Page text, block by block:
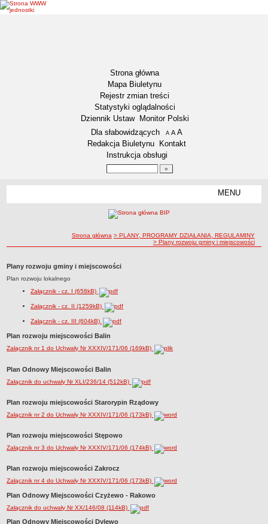
Strona główna
Mapa Biuletynu
Rejestr zmian treści
Statystyki oglądalności
Dziennik Ustaw
Monitor Polski
Menu dodatkowe
Dla słabowidzących A pomniejsz czcionkę
A standardowy rozmiar czcionki
A
Redakcja Biuletynu
Kontakt
Instrukcja obsługi
MENU
Lokalizacja
Insygnia gminy
Dane statystyczne
Zadania publiczne
Związki i stowarzyszenia
Realizacja zadań publicznych
RODO Klauzule informacyjne
URZĄD GMINY
Dane teleadresowe
Czas pracy urzędu
Pracownicy urzędu - baza magazynowo - warsztatowa
Kompetencje referatów
ścieżka nawigacji
Strona główna > PLANY, PROGRAMY DZIAŁANIA, REGULAMINY
> Plany rozwoju gminy i miejscowości
Plany rozwoju gminy i miejscowości
Plan rozwoju lokalnego
Załącznik - cz. I (658kB)
Załącznik - cz. II (1259kB)
Załącznik - cz. III (604kB)
Plan rozwoju miejscowości Balin
Załącznik nr 1 do Uchwały Nr XXXIV/171/06 (169kB)
Plan Odnowy Miejscowości Balin
Załącznik do uchwały Nr XLI/236/14 (512kB)
Plan rozwoju miejscowości Starorypin Rządowy
Załącznik nr 2 do Uchwały Nr XXXIV/171/06 (173kB)
Plan rozwoju miejscowości Stępowo
Załącznik nr 3 do Uchwały Nr XXXIV/171/06 (174kB)
Plan rozwoju miejscowości Zakrocz
Załącznik nr 4 do Uchwały Nr XXXIV/171/06 (173kB)
Plan Odnowy Miejscowości Czyżewo - Rakowo
Załącznik do uchwały Nr XX/146/08 (114kB)
Plan Odnowy Miejscowości Dylewo